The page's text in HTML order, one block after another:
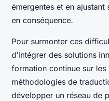
émergentes et en ajustant
en conséquence.
Pour surmonter ces
d’intégrer des solutions
formation continue sur
méthodologies de
développer un réseau de